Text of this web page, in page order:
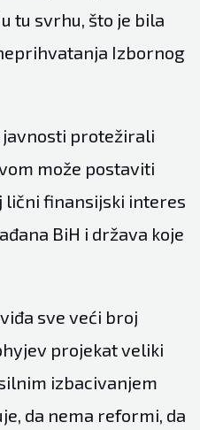
tu svrhu, što je bila
Izbornog
javnosti protežirali
može postaviti
lični finansijski interes
BiH i država koje
sve veći broj
projekat veliki
izbacivanjem
da nema reformi, da